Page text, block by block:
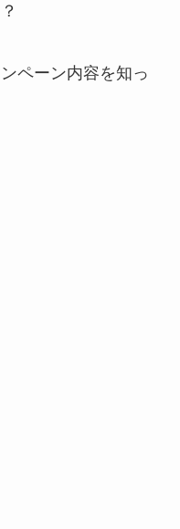
ペーン内容を知っ